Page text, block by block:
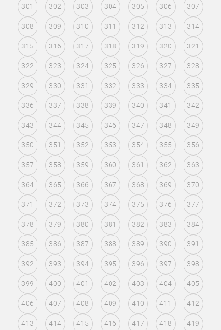
301 302 303 304 305 306 307
308 309 310 311 312 313 314
315 316 317 318 319 320 321
322 323 324 325 326 327 328
329 330 331 332 333 334 335
336 337 338 339 340 341 342
343 344 345 346 347 348 349
350 351 352 353 354 355 356
357 358 359 360 361 362 363
364 365 366 367 368 369 370
371 372 373 374 375 376 377
378 379 380 381 382 383 384
385 386 387 388 389 390 391
392 393 394 395 396 397 398
399 400 401 402 403 404 405
406 407 408 409 410 411 412
413 414 415 416 417 418 419